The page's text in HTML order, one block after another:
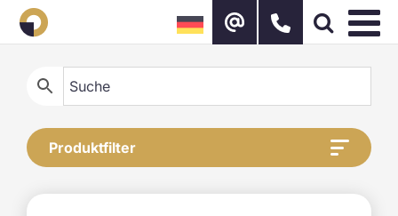
Zum
Inhalt
springen
Produktfilter